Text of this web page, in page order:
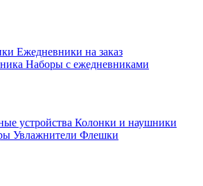
Ежедневники на заказ
Наборы с ежедневниками
устройства Колонки и наушники
Увлажнители Флешки